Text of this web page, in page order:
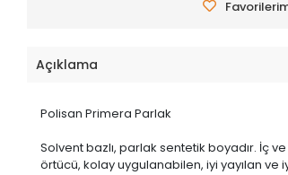
Açıklama
Polisan Primera Parlak
Solvent bazlı, parlak sentetik boyadır. İç
örtücü, kolay uygulanabilen, iyi yayılan ve